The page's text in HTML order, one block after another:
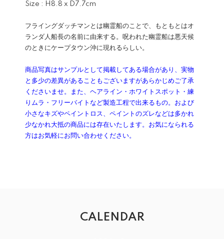
Size : H8.8 x D7.7cm
フライングダッチマンとは幽霊船のことで、もともとはオ
ランダ人船長の名前に由来する。呪われた幽霊船は悪天候
のときにケープタウン沖に現れるらしい。
商品写真はサンプルとして掲載してある場合があり、実物
と多少の差異があることもございますがあらかじめご了承
くださいませ。また、ヘアライン・ホワイトスポット・練
りムラ・フリーバイトなど製造工程で出来るもの。および
小さなキズやペイントロス、ペイントのズレなどは多かれ
少なかれ大抵の商品には存在いたします。お気になられる
方はお気軽にお問い合わせください。
CALENDAR